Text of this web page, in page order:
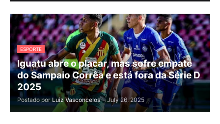
ESPORTE
Iguatu abre o placar, mas sofre empate
do Sampaio Corrêa e está fora da Série D
2025
Postado por Luiz Vasconcelos - July 26, 2025